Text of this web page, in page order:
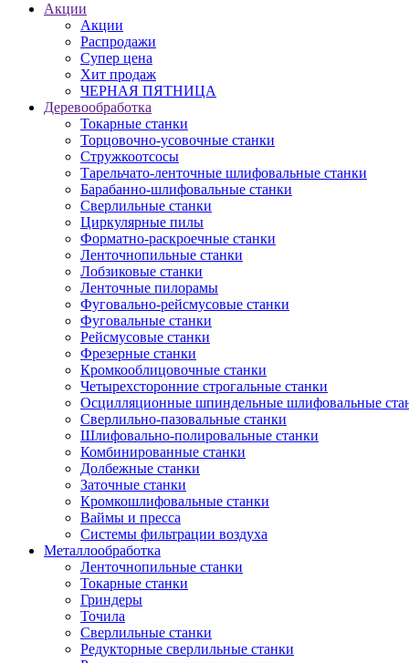
Акции
Акции
Распродажи
Супер цена
Хит продаж
ЧЕРНАЯ ПЯТНИЦА
Деревообработка
Токарные станки
Торцовочно-усовочные станки
Стружкоотсосы
Тарельчато-ленточные шлифовальные станки
Барабанно-шлифовальные станки
Сверлильные станки
Циркулярные пилы
Форматно-раскроечные станки
Ленточнопильные станки
Лобзиковые станки
Ленточные пилорамы
Фуговально-рейсмусовые станки
Фуговальные станки
Рейсмусовые станки
Фрезерные станки
Кромкооблицовочные станки
Четырехсторонние строгальные станки
Осцилляционные шпиндельные шлифовальные
Сверлильно-пазовальные станки
Шлифовально-полировальные станки
Комбинированные станки
Долбежные станки
Заточные станки
Кромкошлифовальные станки
Ваймы и пресса
Системы фильтрации воздуха
Металлообработка
Ленточнопильные станки
Токарные станки
Гриндеры
Точила
Сверлильные станки
Редукторные сверлильные станки